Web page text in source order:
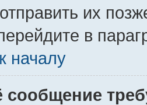
их
в
началу
сообщение